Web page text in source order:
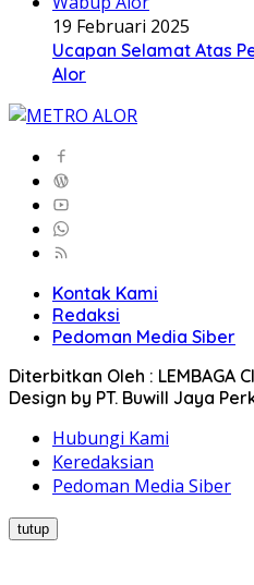
19 Februari 2025
Ucapan Selamat Atas
Alor
Kontak Kami
Redaksi
Pedoman Media Siber
Diterbitkan Oleh : LEMBAGA
Design by PT. Buwill Jaya
Hubungi Kami
Keredaksian
Pedoman Media Siber
tutup